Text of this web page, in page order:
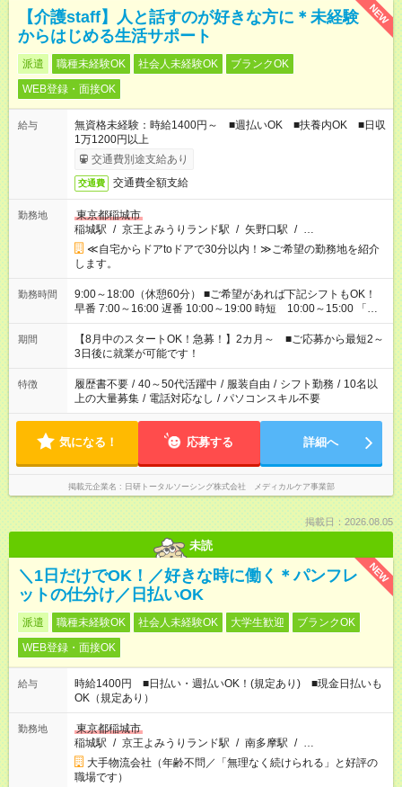
NEW
【介護staff】人と話すのが好きな方に＊未経験
からはじめる生活サポート
派遣 職種未経験OK 社会人未経験OK
ブランクOK
WEB登録・面接OK
給与
無資格未経験：時給1400円～ ■週払いOK ■扶養内OK ■日収
1万1200円以上
交通費別途支給あり
交通費 交通費全額支給
勤務地
東京都稲城市
稲城駅 / 京王よみうりランド駅 / 矢野口駅 / …
≪自宅からドアtoドアで30分以内！≫ご希望の勤務地を紹介
します。
勤務時間
9:00～18:00（休憩60分） ■ご希望があれば下記シフトもOK！
早番 7:00～16:00 遅番 10:00～19:00 時短 10:00～15:00 「家
族と休みを合わせたい」 「余裕を持って夕飯の準備がしたい」
「できれば残業はしたくない」 など、ご希望を教えてください
ね。 ※Wワーク希望の方へ 今ご覧のお仕事で希望する勤務時間
と、もう1つのお仕事の勤務時間。 合計で週40時間を超える場
合は応募できません。
期間
【8月中のスタートOK！急募！】2カ月～ ■ご応募から最短2～
3日後に就業が可能です！
特徴 履歴書不要 / 40～50代活躍中 / 服装自由 / シフト勤務 / 10名以
上の大量募集 / 電話対応なし / パソコンスキル不要
気になる！ 応募する 詳細へ
掲載元企業名 日研トータルソーシング株式会社 メディカルケア事業部
掲載日：2026.08.05
未読
NEW
＼1日だけでOK！／好きな時に働く＊パンフレ
ットの仕分け／日払いOK
派遣 職種未経験OK 社会人未経験OK 大学生歓迎
ブランクOK
WEB登録・面接OK
給与
時給1400円 ■日払い・週払いOK！(規定あり) ■現金日払いも
OK（規定あり）
勤務地
東京都稲城市
稲城駅 / 京王よみうりランド駅 / 南多摩駅 / …
大手物流会社（年齢不問／「無理なく続けられる」と好評の
職場です）